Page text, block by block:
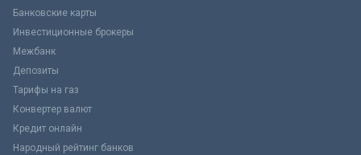
Банковские карты
Инвестиционные брокеры
Межбанк
Депозиты
Тарифы на газ
Конвертер валют
Кредит онлайн
Народный рейтинг банков